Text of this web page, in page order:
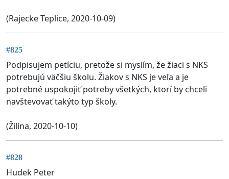
(Rajecke Teplice, 2020-10-09)
#825
Podpisujem petíciu, pretože si myslím, že žiaci s NKS
potrebujú väčšiu školu. Žiakov s NKS je veľa a je
potrebné uspokojiť potreby všetkých, ktorí by chceli
navštevovať takýto typ školy.
(Žilina, 2020-10-10)
#828
Hudek Peter